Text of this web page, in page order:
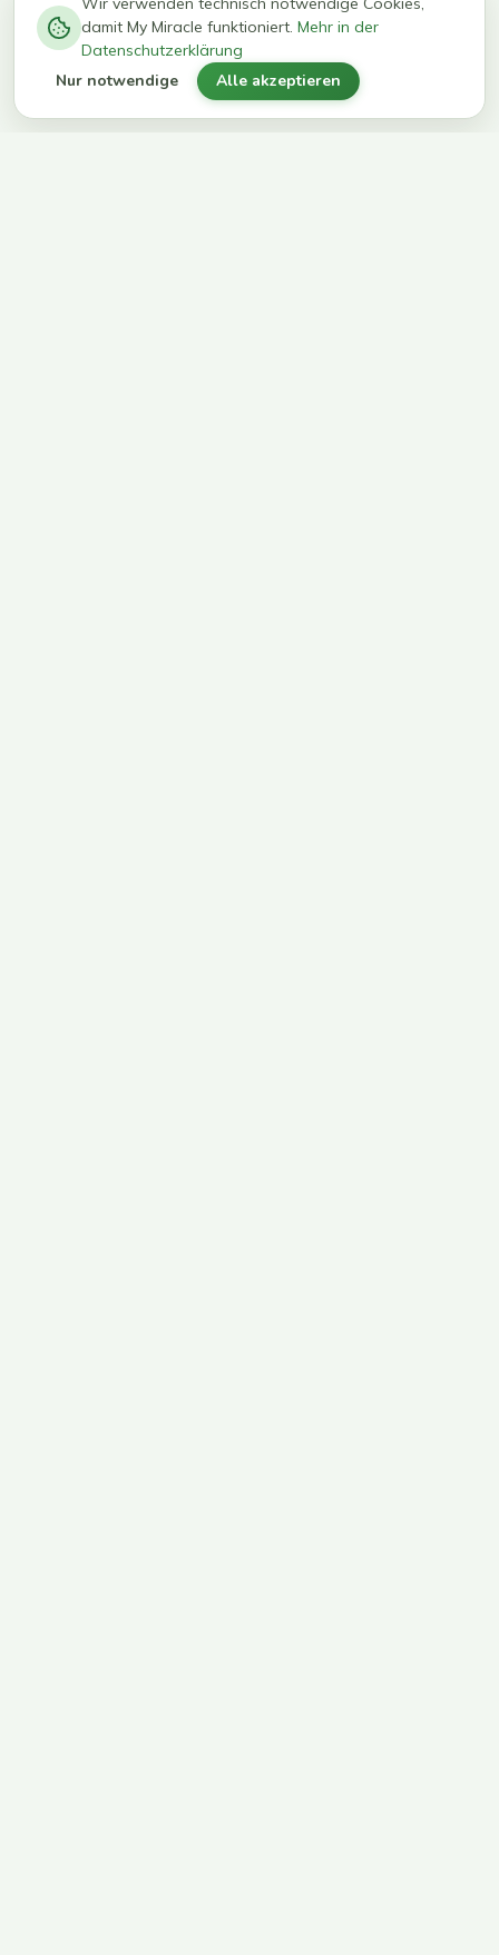
kg in 12
Wochen
erreichen
ihr Ziel
damit My Miracle funktioniert. Mehr in der
Datenschutzerklärung
Nur notwendige Alle akzeptieren